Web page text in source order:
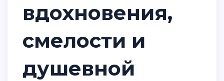
вдохновения,
смелости и
душевной